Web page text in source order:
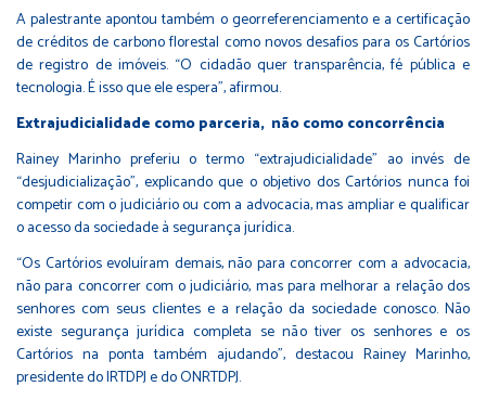
A palestrante apontou também o georreferenciamento e a certificação
de créditos de carbono florestal como novos desafios para os Cartórios
de registro de imóveis. “O cidadão quer transparência, fé pública e
tecnologia. É isso que ele espera”, afirmou.
Extrajudicialidade como parceria, não como concorrência
Rainey Marinho preferiu o termo “extrajudicialidade” ao invés de
“desjudicialização”, explicando que o objetivo dos Cartórios nunca foi
competir com o judiciário ou com a advocacia, mas ampliar e qualificar
o acesso da sociedade à segurança jurídica.
“Os Cartórios evoluíram demais, não para concorrer com a advocacia,
não para concorrer com o judiciário, mas para melhorar a relação dos
senhores com seus clientes e a relação da sociedade conosco. Não
existe segurança jurídica completa se não tiver os senhores e os
Cartórios na ponta também ajudando”, destacou Rainey Marinho,
presidente do IRTDPJ e do ONRTDPJ.